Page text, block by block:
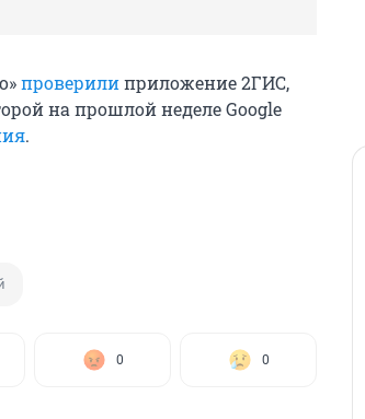
проверилиприложение 2ГИС,
на прошлой неделе Google
.
0 0